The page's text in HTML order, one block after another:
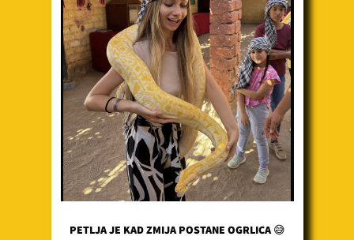
PETLJA JE KAD ZMIJA POSTANE OGRLICA 😅